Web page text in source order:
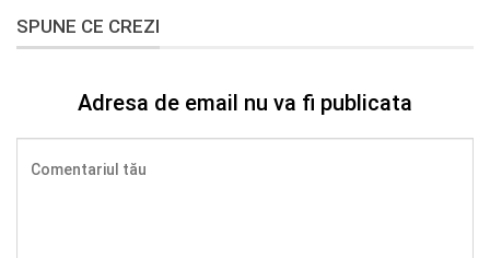
SPUNE CE CREZI
Adresa de email nu va fi publicata